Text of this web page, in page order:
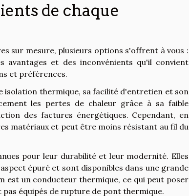
de chaque
sur mesure, plusieurs options s'offrent à vous :
avantages et des inconvénients qu'il convient
et préférences.
isolation thermique, sa facilité d'entretien et son
les pertes de chaleur grâce à sa faible
des factures énergétiques. Cependant, en
matériaux et peut être moins résistant au fil du
pour leur durabilité et leur modernité. Elles
épuré et sont disponibles dans une grande
est un conducteur thermique, ce qui peut poser
équipés de rupture de pont thermique.